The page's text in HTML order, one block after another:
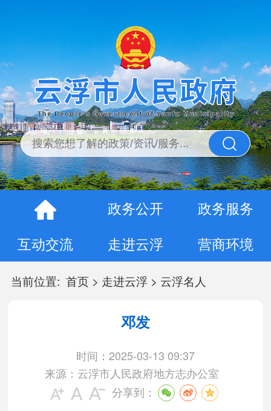
政务公开
政务服务
互动交流
走进云浮 营商环境
当前位置: 首页> 走进云浮> 云浮名人
邓发
时间：2025-03-13 09:37
来源：云浮市人民政府地方志办公室
分享到：